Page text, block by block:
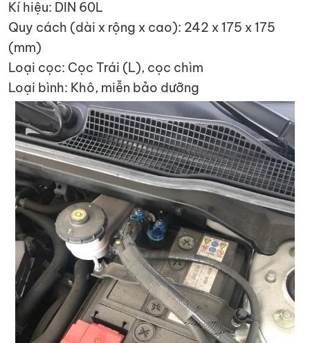
Kí hiệu: DIN 60L
Quy cách (dài x rộng x cao): 242 x 175 x 175
(mm)
Loại cọc: Cọc Trái (L), cọc chìm
Loại bình: Khô, miễn bảo dưỡng